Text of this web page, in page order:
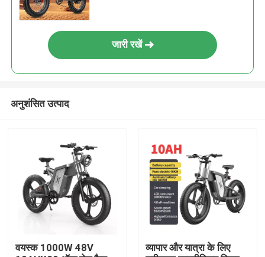
जारी रखें
अनुशंसित उत्पाद
वयस्क 1000W 48V
व्यापार और यात्रा के लिए